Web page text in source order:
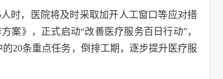
时，医院将及时采取加开人工窗口等应对措
案》，正式启动“改善医疗服务百日行动”，
20条重点任务，倒排工期，逐步提升医疗服